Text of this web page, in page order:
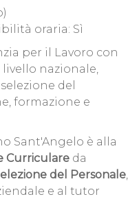
oraria: Sì
per il Lavoro con
nazionale,
del
formazione e
Sant'Angelo è alla
Curriculare da
del Personale,
e al tutor